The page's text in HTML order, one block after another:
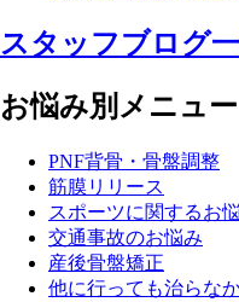
スタッフブログ
お悩み別メニュー
PNF背骨・骨盤調整
筋膜リリース
スポーツに関するお
交通事故のお悩み
産後骨盤矯正
他に行っても治らな